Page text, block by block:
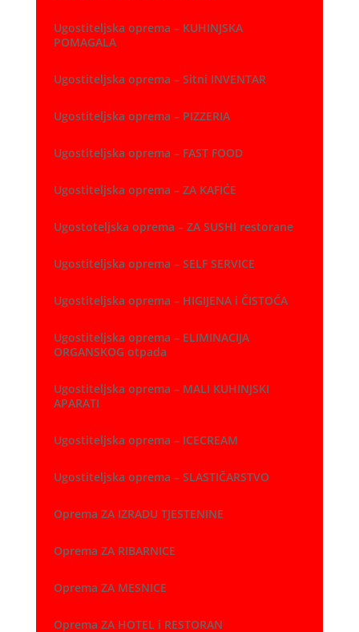
Ugostiteljska oprema – KUHINJSKA
POMAGALA
Ugostiteljska oprema – Sitni INVENTAR
Ugostiteljska oprema – PIZZERIA
Ugostiteljska oprema – FAST FOOD
Ugostiteljska oprema – ZA KAFIĆE
Ugostoteljska oprema – ZA SUSHI restorane
Ugostiteljska oprema – SELF SERVICE
Ugostiteljska oprema – HIGIJENA i ČISTOĆA
Ugostiteljska oprema – ELIMINACIJA
ORGANSKOG otpada
Ugostiteljska oprema – MALI KUHINJSKI
APARATI
Ugostiteljska oprema – ICECREAM
Ugostiteljska oprema – SLASTIČARSTVO
Oprema ZA IZRADU TJESTENINE
Oprema ZA RIBARNICE
Oprema ZA MESNICE
Oprema ZA HOTEL i RESTORAN